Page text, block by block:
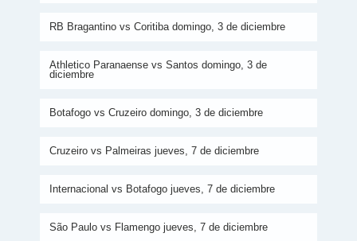
RB Bragantino vs Coritiba domingo, 3 de diciembre
Athletico Paranaense vs Santos domingo, 3 de
diciembre
Botafogo vs Cruzeiro domingo, 3 de diciembre
Cruzeiro vs Palmeiras jueves, 7 de diciembre
Internacional vs Botafogo jueves, 7 de diciembre
São Paulo vs Flamengo jueves, 7 de diciembre